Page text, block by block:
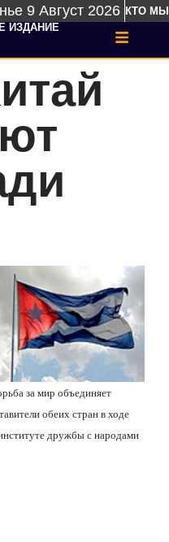
9 Август 2026 КТО МЫ
ИЗДАНИЕ
за мир объединяет
обеих стран в ходе
дружбы с народами